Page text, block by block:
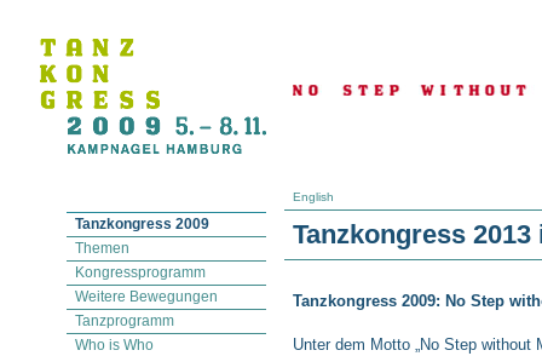
Tanzkongress 2009
Themen
Kongressprogramm
Weitere Bewegungen
Tanzprogramm
Who is Who
English
Tanzkongress
Tanzkongress 2009: No Step
Unter dem Motto „No Step without